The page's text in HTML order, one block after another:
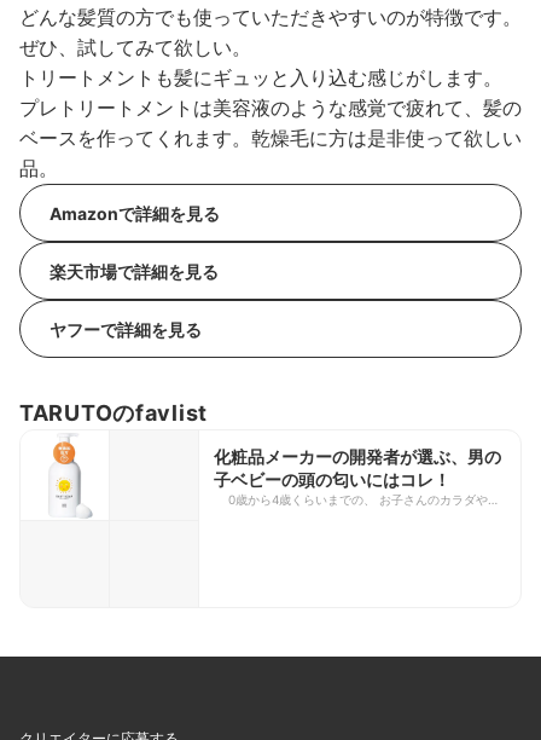
どんな髪質の方でも使っていただきやすいのが特徴です。
ぜひ、試してみて欲しい。
トリートメントも髪にギュッと入り込む感じがします。
プレトリートメントは美容液のような感覚で疲れて、髪の
ベースを作ってくれます。乾燥毛に方は是非使って欲しい
品。
Amazonで詳細を見る
楽天市場で詳細を見る
ヤフーで詳細を見る
TARUTOのfavlist
化粧品メーカーの開発者が選ぶ、男の
子ベビーの頭の匂いにはコレ！
0歳から4歳くらいまでの、 お子さんのカラダや髪